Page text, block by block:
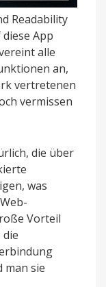
Readability
App
alle
an,
vertretenen
vermissen
die über
was
Vorteil
die
man sie